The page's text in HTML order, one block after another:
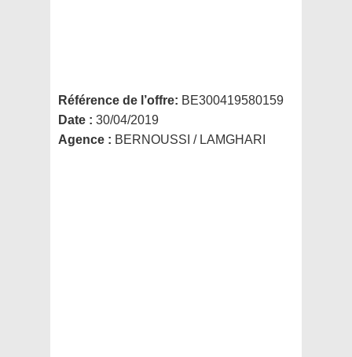
Référence de l’offre: BE300419580159
Date : 30/04/2019
Agence : BERNOUSSI / LAMGHARI